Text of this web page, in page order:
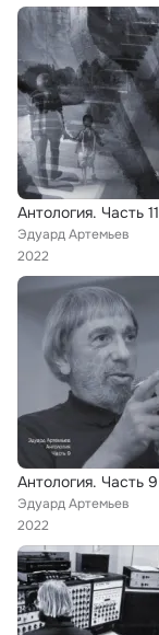
Антология. Часть 11
Эдуард Артемьев
2022
Антология. Часть 9
Эдуард Артемьев
2022